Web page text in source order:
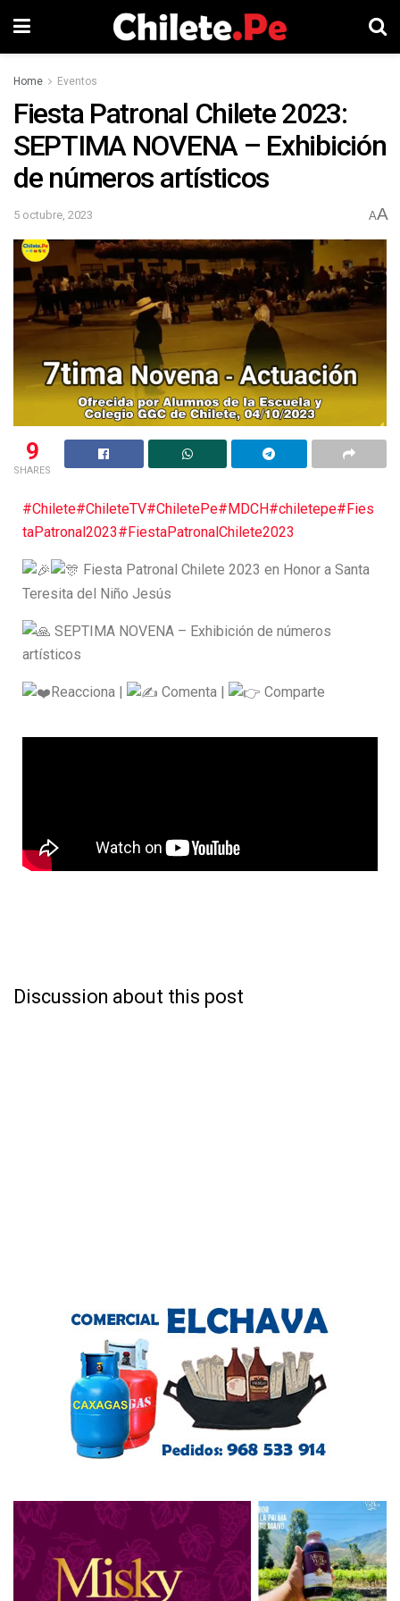
Home Eventos
Fiesta Patronal Chilete 2023:
SEPTIMA NOVENA – Exhibición
de números artísticos
5 octubre, 2023 AA
9
SHARES
#Chilete#ChileteTV#ChiletePe#MDCH#chiletepe#Fies
taPatronal2023#FiestaPatronalChilete2023
Fiesta Patronal Chilete 2023 en Honor a Santa
Teresita del Niño Jesús
SEPTIMA NOVENA – Exhibición de números
artísticos
Reacciona | Comenta | Comparte
Discussion about this post